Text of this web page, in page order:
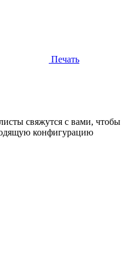
Печать
свяжутся с вами, чтобы
конфигурацию